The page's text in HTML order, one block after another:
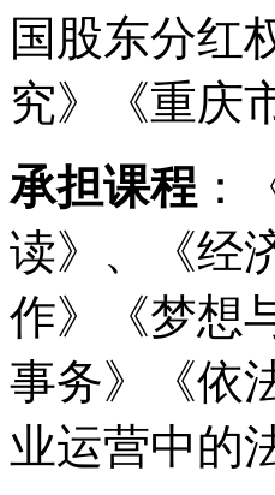
国股东分红
究》《重庆
承担课程 ：
读》、《经
作》《梦想
事务》《依
业运营中的